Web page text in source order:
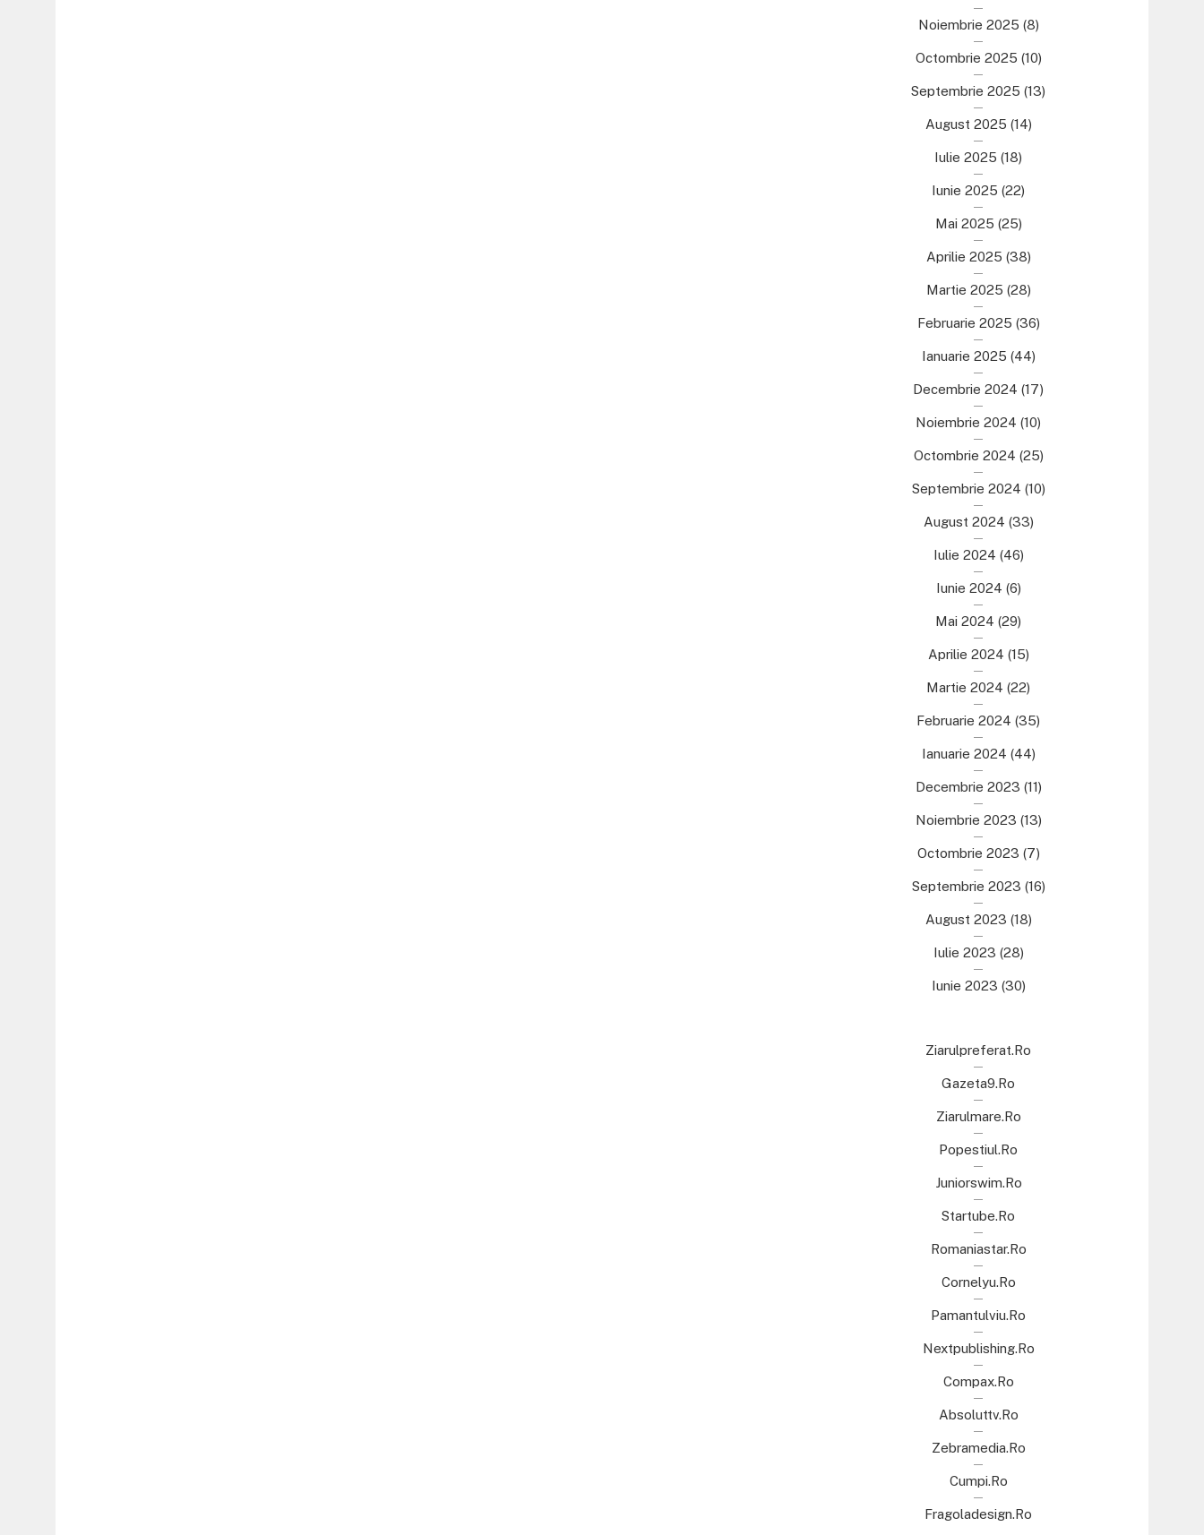
Noiembrie 2025 (8)
Octombrie 2025 (10)
Septembrie 2025 (13)
August 2025 (14)
Iulie 2025 (18)
Iunie 2025 (22)
Mai 2025 (25)
Aprilie 2025 (38)
Martie 2025 (28)
Februarie 2025 (36)
Ianuarie 2025 (44)
Decembrie 2024 (17)
Noiembrie 2024 (10)
Octombrie 2024 (25)
Septembrie 2024 (10)
August 2024 (33)
Iulie 2024 (46)
Iunie 2024 (6)
Mai 2024 (29)
Aprilie 2024 (15)
Martie 2024 (22)
Februarie 2024 (35)
Ianuarie 2024 (44)
Decembrie 2023 (11)
Noiembrie 2023 (13)
Octombrie 2023 (7)
Septembrie 2023 (16)
August 2023 (18)
Iulie 2023 (28)
Iunie 2023 (30)
Ziarulpreferat.ro
Gazeta9.ro
Ziarulmare.ro
Popestiul.ro
Juniorswim.ro
Startube.ro
Romaniastar.ro
Cornelyu.ro
Pamantulviu.ro
Nextpublishing.ro
Compax.ro
Absoluttv.ro
Zebramedia.ro
Cumpi.ro
Fragoladesign.ro